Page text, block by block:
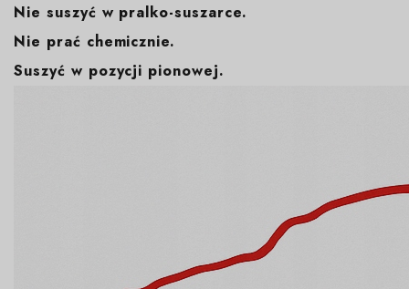
Nie suszyć w pralko-suszarce.
Nie prać chemicznie.
Suszyć w pozycji pionowej.